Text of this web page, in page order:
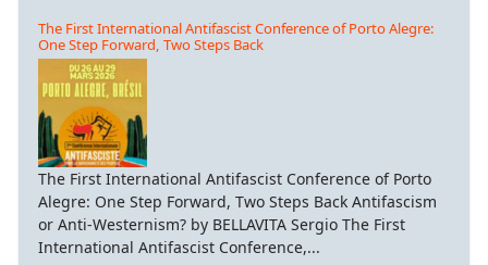
The First International Antifascist Conference of Porto Alegre:
One Step Forward, Two Steps Back
The First International Antifascist Conference of Porto
Alegre: One Step Forward, Two Steps Back Antifascism
or Anti-Westernism? by BELLAVITA Sergio The First
International Antifascist Conference,...